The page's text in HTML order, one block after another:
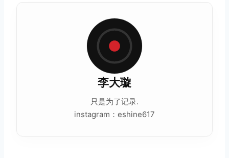
李大璇
只是为了记录.
instagram：eshine617